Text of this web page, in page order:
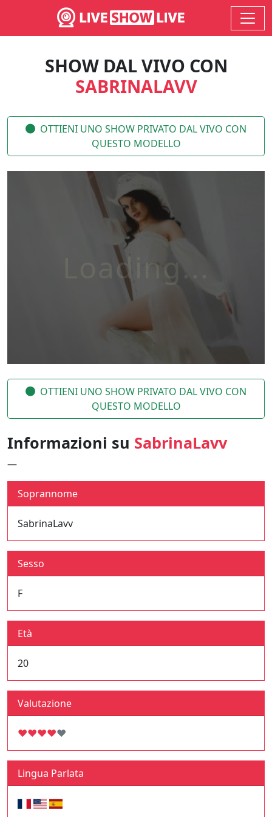
SHOW DAL VIVO CON
SABRINALAVV
OTTIENI UNO SHOW PRIVATO DAL VIVO CON
QUESTO MODELLO
OTTIENI UNO SHOW PRIVATO DAL VIVO CON
QUESTO MODELLO
Informazioni su SabrinaLavv
—
Soprannome
SabrinaLavv
Sesso
F
Età
20
Valutazione
♥♥♥♥♥
Lingua Parlata